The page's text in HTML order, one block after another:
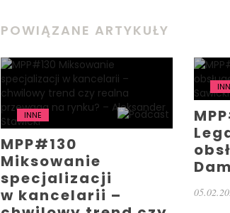
POWIĄZANE ARTYKUŁY
INNE
MPP#130
Miksowanie
specjalizacji
w kancelarii –